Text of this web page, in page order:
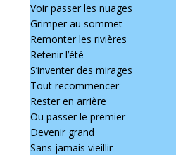
Voir passer les nuages
Grimper au sommet
Remonter les rivières
Retenir l’été
S’inventer des mirages
Tout recommencer
Rester en arrière
Ou passer le premier
Devenir grand
Sans jamais vieillir